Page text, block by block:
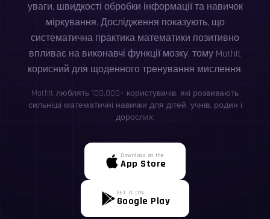
уваги, швидкості обробки інформації та навичок
міркування. Дослідження показують, що
систематична практика математики позитивно
впливає на виконавчі функції мозку, тому MathIt
корисний для щоденного тренування мислення.
MathIt люблять 100,000+ користувачів, які розвивають
сильніші математичні навички для дітей, учнів, родин і
дорослих.
Download on the
App Store
GET IT ON
Google Play